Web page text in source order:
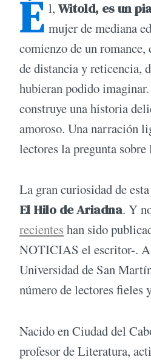
É l, Witold, es un
mujer de mediana
comienzo de un
de distancia y reticencia,
hubieran podido
construye una historia
amoroso. Una narración
lectores la pregunta
La gran curiosidad de
El Hilo de Ariadna. Y
recientes han sido
NOTICIAS el escritor-. A
Universidad de San
número de lectores fieles
Nacido en Ciudad del
profesor de Literatura,